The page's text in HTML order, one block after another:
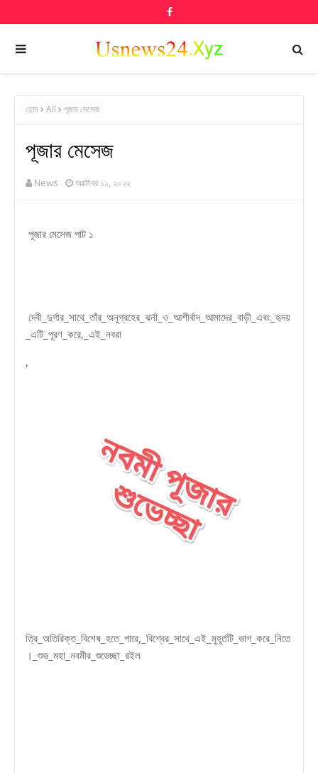
হোম All পূজার মেসেজ
পূজার মেসেজ
News অক্টোবর ১১, ২০২২
পূজার মেসেজ পাট ১
দেবী_দুর্গার_সাথে_তাঁর_অনুগ্রহের_ঝর্না_ও_আশীর্বাদ_আমাদের_বাড়ী_এবং_হৃদয়
_এটি_পূরণ_করে,_এই_নবরা
,
ত্রি_অতিরিক্ত_বিশেষ_হতে_পারে,_বিশ্বের_সাথে_এই_মুহূর্তটি_ভাগ_করে_নিতে
।_শুভ_মহা_নবমীর_শুভেচ্ছা_রইল